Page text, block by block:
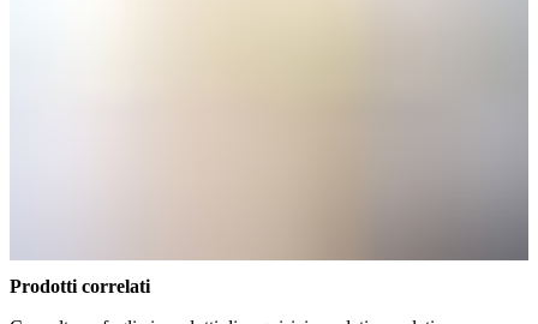
Prodotti correlati